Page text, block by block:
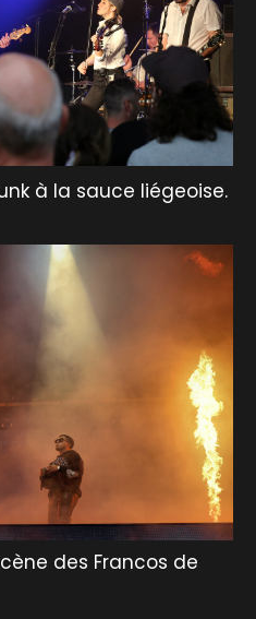
à la sauce liégeoise.
des Francos de